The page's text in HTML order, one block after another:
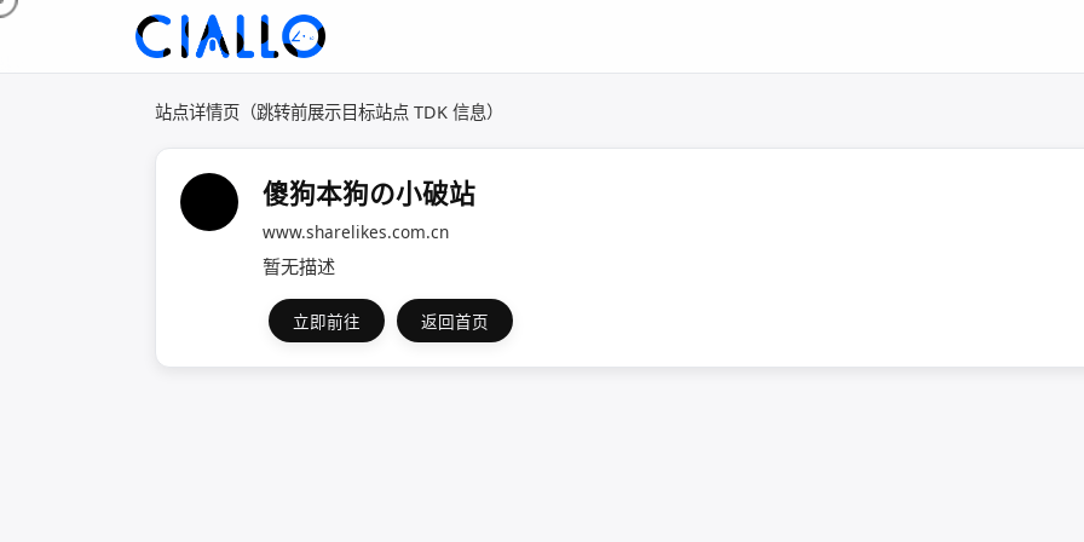
站点详情页（跳转前展示目标站点 TDK 信息）
傻狗本狗の小破站
www.sharelikes.com.cn
暂无描述
立即前往 返回首页